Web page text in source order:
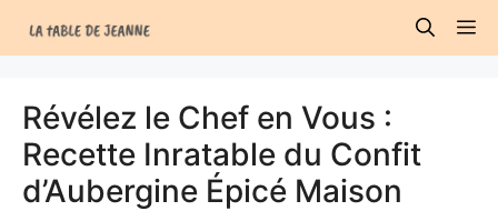
au
Révélez le Chef en Vous :
Recette Inratable du Confit
d’Aubergine Épicé Maison